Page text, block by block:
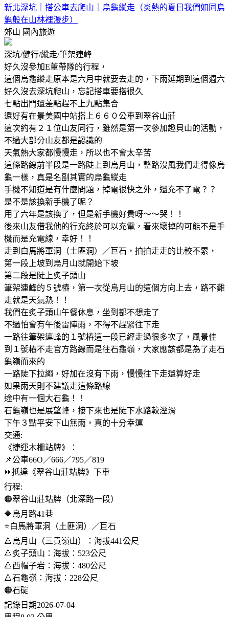
新北深坑｜搭公車去爬山｜烏龜縱走（炎熱的夏日我們如同烏
龜般在山林裡漫步）
郊山 國內旅遊
深坑/健行/縱走/筆架連峰
好久沒參加E董帶隊的行程，
這個烏龜縱走原本是六月中就要去走的，下雨延期到這個週六
好久沒去深坑爬山，忘記搭車要搭很久
七點出門還差點趕不上九點集合
還好有在景美國中站搭上６６０公車到翠谷山莊
這次約有２１位山友同行，雖然是第一次參加趣貝山的活動，
不過大部分山友都是認識的
天氣熱大家都慢慢走，所以也不會太辛苦
這條路線前半段是一路陡上到烏月山，整路沒風我們走得像烏
龜一樣，真是名副其實的烏龜縱走
手機不知道是有什麼問題，掉電很快之外，還充不了電？？
是不是該換新手機了呢？
用了六年是該換了，但是新手機好貴呀～～哭！！
後來山友借我他的行充終於可以充電，看來壞掉的可能不是手
機而是充電線，幸好！！
走到白馬將軍洞（土匪洞）／巨石，拍拍走走的比較不累，
第一段上坡到烏月山就開始下坡
第二段是陡上炙子頭山
筆架連峰的５號樁，第一次從烏月山的這個方向上去，路不難
走就是天氣熱！！
我們在炙子頭山午餐休息，坐到都不想走了
不過怕會有午後雷陣雨，不得不趕緊往下走
一路往筆架連峰的１號樁這一段已經走過很多次了，風景佳
到１號樁不走官方路線而是往石龜嶺，大家應該都是為了走石
龜嶺而來的
一路陡下拉繩，好加在沒有下雨，慢慢往下走還算好走
如果雨天則不建議走這條路線
途中有一個大石龜！！
石龜嶺也是展望峰，接下來也是陡下水路較溼滑
下午３點平安下山無雨，真的十分幸運
交通:
《捷運木柵站牌》：
📌公車66O／666／795／819
⏩️抵達《翠谷山莊站牌》下車
行程:
🟠翠谷山莊站牌（北深路一段）
🔷️烏月路41巷
⭐️白馬將軍洞（土匪洞）／巨石
🔺️烏月山（三貢嶺山）：海拔441公尺
🔺️炙子頭山：海拔：523公尺
🔺️西帽子岩：海拔：480公尺
🔺️石龜嶺：海拔：228公尺
🟠石碇
記錄日期2026-07-04